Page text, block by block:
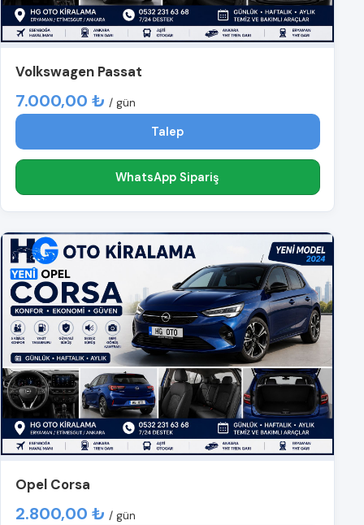
Volkswagen Passat
7.000,00 ₺ / gün
Talep
WhatsApp Sipariş
Opel Corsa
2.800,00 ₺ / gün